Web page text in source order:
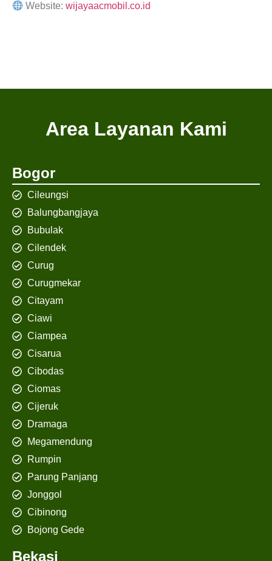
Website:wijayaacmobil.co.id
Area Layanan Kami
Bogor
Cileungsi
Balungbangjaya
Bubulak
Cilendek
Curug
Curugmekar
Citayam
Ciawi
Ciampea
Cisarua
Cibodas
Ciomas
Cijeruk
Dramaga
Megamendung
Rumpin
Parung Panjang
Jonggol
Cibinong
Bojong Gede
Bekasi